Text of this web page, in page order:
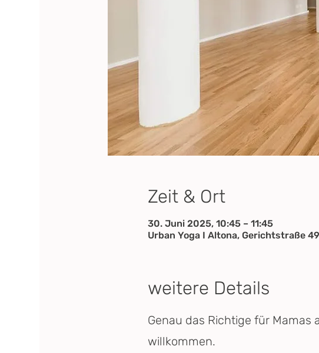
Zeit & Ort
30. Juni 2025, 10:45 – 11:45
Urban Yoga I Altona, Gerichtstraße
weitere Details
Genau das Richtige für Mamas
willkommen.